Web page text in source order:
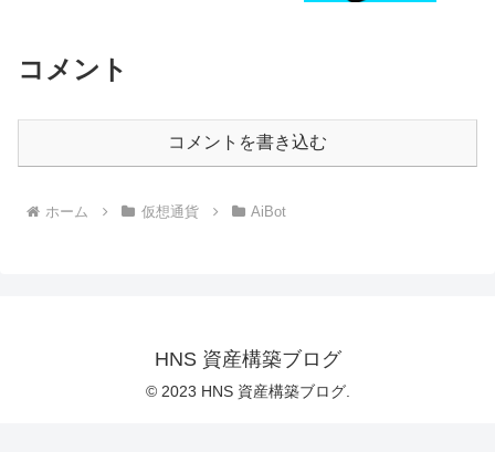
コメント
コメントを書き込む
ホーム 仮想通貨 AiBot
HNS 資産構築ブログ
© 2023 HNS 資産構築ブログ.